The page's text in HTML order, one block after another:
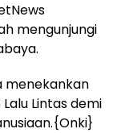
mengunjungi
menekankan
Lintas demi